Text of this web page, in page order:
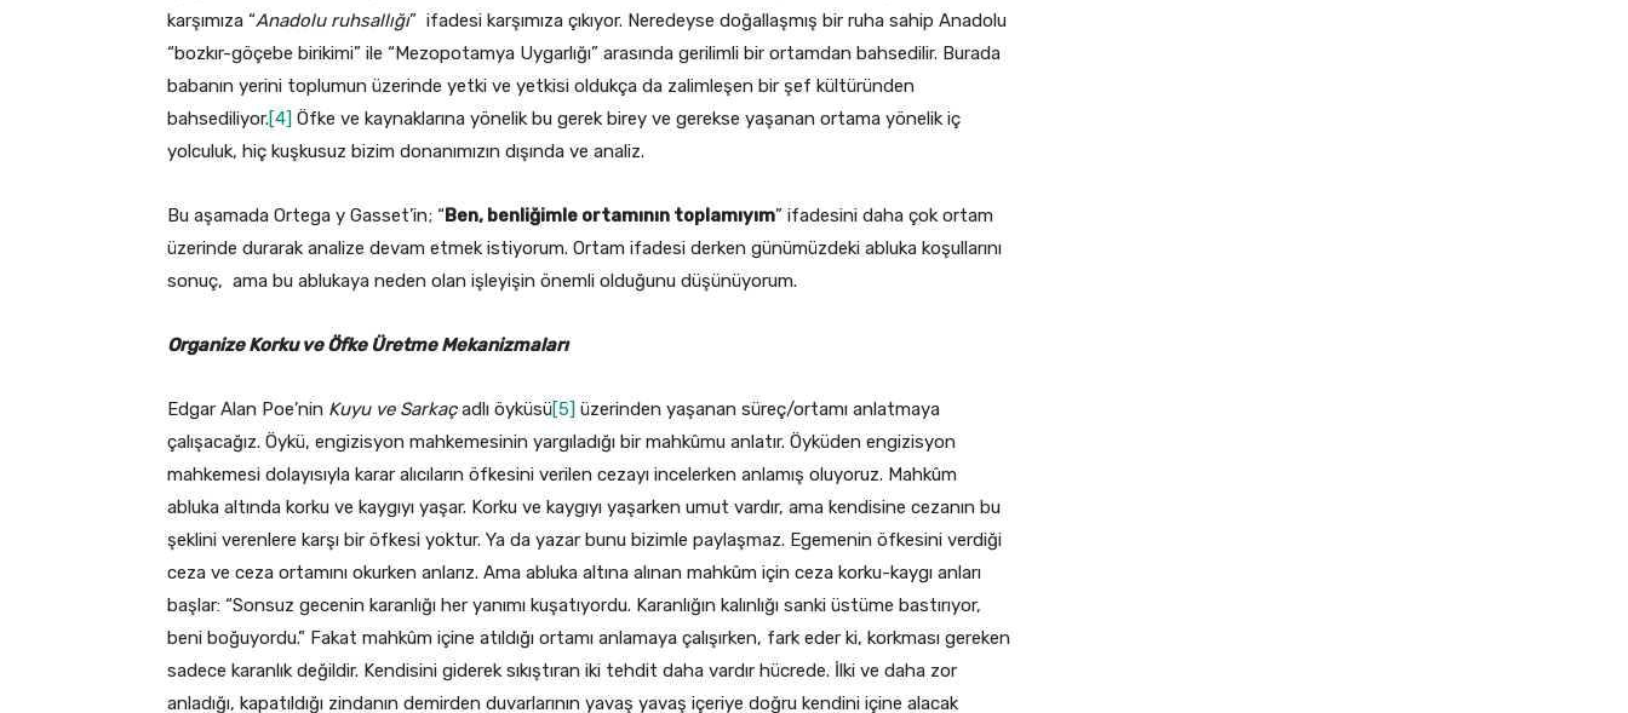
karşımıza “Anadolu ruhsallığı” ifadesi karşımıza çıkıyor. Neredeyse doğallaşmış bir ruha sahip Anadolu
“bozkır-göçebe birikimi” ile “Mezopotamya Uygarlığı” arasında gerilimli bir ortamdan bahsedilir. Burada
babanın yerini toplumun üzerinde yetki ve yetkisi oldukça da zalimleşen bir şef kültüründen
bahsediliyor.[4] Öfke ve kaynaklarına yönelik bu gerek birey ve gerekse yaşanan ortama yönelik iç
yolculuk, hiç kuşkusuz bizim donanımızın dışında ve analiz.
Bu aşamada Ortega y Gasset’in; “Ben, benliğimle ortamının toplamıyım” ifadesini daha çok ortam
üzerinde durarak analize devam etmek istiyorum. Ortam ifadesi derken günümüzdeki abluka koşullarını
sonuç, ama bu ablukaya neden olan işleyişin önemli olduğunu düşünüyorum.
Organize Korku ve Öfke Üretme Mekanizmaları
Edgar Alan Poe’nin Kuyu ve Sarkaçadlı öyküsü[5] üzerinden yaşanan süreç/ortamı anlatmaya
çalışacağız. Öykü, engizisyon mahkemesinin yargıladığı bir mahkûmu anlatır. Öyküden engizisyon
mahkemesi dolayısıyla karar alıcıların öfkesini verilen cezayı incelerken anlamış oluyoruz. Mahkûm
abluka altında korku ve kaygıyı yaşar. Korku ve kaygıyı yaşarken umut vardır, ama kendisine cezanın bu
şeklini verenlere karşı bir öfkesi yoktur. Ya da yazar bunu bizimle paylaşmaz. Egemenin öfkesini verdiği
ceza ve ceza ortamını okurken anlarız. Ama abluka altına alınan mahkûm için ceza korku-kaygı anları
başlar: “Sonsuz gecenin karanlığı her yanımı kuşatıyordu. Karanlığın kalınlığı sanki üstüme bastırıyor,
beni boğuyordu.” Fakat mahkûm içine atıldığı ortamı anlamaya çalışırken, fark eder ki, korkması gereken
sadece karanlık değildir. Kendisini giderek sıkıştıran iki tehdit daha vardır hücrede. İlki ve daha zor
anladığı, kapatıldığı zindanın demirden duvarlarının yavaş yavaş içeriye doğru kendini içine alacak